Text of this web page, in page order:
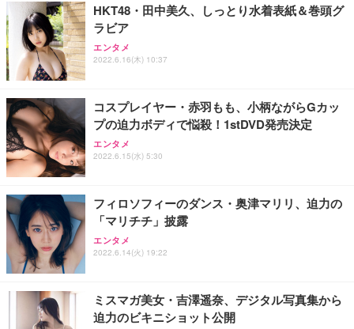
HKT48・田中美久、しっとり水着表紙＆巻頭グ
ラビア
エンタメ
2022.6.16(木) 10:37
コスプレイヤー・赤羽もも、小柄ながらGカッ
プの迫力ボディで悩殺！1stDVD発売決定
エンタメ
2022.6.15(水) 5:30
フィロソフィーのダンス・奥津マリリ、迫力の
「マリチチ」披露
エンタメ
2022.6.14(火) 19:22
ミスマガ美女・吉澤遥奈、デジタル写真集から
迫力のビキニショット公開